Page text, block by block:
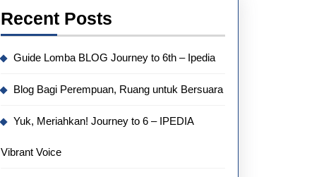
Recent Posts
Guide Lomba BLOG Journey to 6th – Ipedia
Blog Bagi Perempuan, Ruang untuk Bersuara
Yuk, Meriahkan! Journey to 6 – IPEDIA
Vibrant Voice